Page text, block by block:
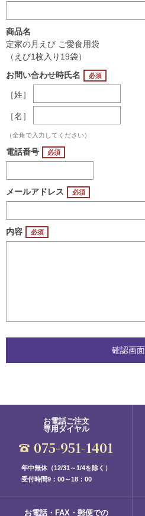
商品名
定家の月えび ご愛食用袋
（えび1枚入り19袋）
お問い合わせ時氏名
［姓］
［名］
（全角で入力してください）
電話番号
メールアドレス
内容
お電話ご注文
専用ダイヤル
075-951-1401
年中無休（12/31～1/4を除く）
受付時間9：00～18：00
お電話・FAX・郵便での